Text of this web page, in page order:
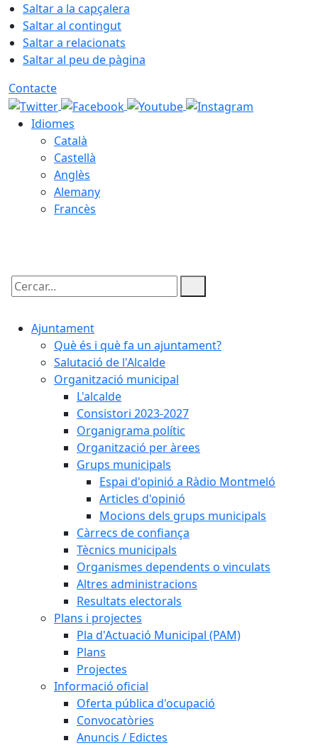
Saltar a la capçalera
Saltar al contingut
Saltar a relacionats
Saltar al peu de pàgina
Contacte
Idiomes
Català
Castellà
Anglès
Alemany
Francès
Cercar:
Ajuntament
Què és i què fa un ajuntament?
Salutació de l'Alcalde
Organització municipal
L'alcalde
Consistori 2023-2027
Organigrama polític
Organització per àrees
Grups municipals
Espai d'opinió a Ràdio Montmeló
Articles d'opinió
Mocions dels grups municipals
Càrrecs de confiança
Tècnics municipals
Organismes dependents o vinculats
Altres administracions
Resultats electorals
Plans i projectes
Pla d'Actuació Municipal (PAM)
Plans
Projectes
Informació oficial
Oferta pública d'ocupació
Convocatòries
Anuncis / Edictes